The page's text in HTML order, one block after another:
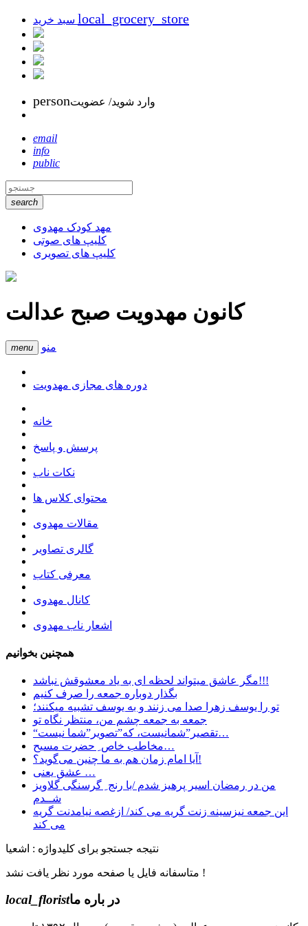
local_grocery_store
personوارد شوید/ عضویت
email
info
public
search
مهد کودک مهدوی
کلیپ های صوتی
کلیپ های تصویری
کانون مهدویت صبح عدالت
menu منو
دوره های مجازی مهدویت
خانه
پرسش و پاسخ
نکات ناب
محتوای کلاس ها
مقالات مهدوی
گالری تصاویر
معرفی کتاب
کانال مهدوی
اشعار ناب مهدوی
همچنین بخوانیم
مگر عاشق میتواند لحظه ای به یاد معشوقش نباشد!!!
بگذار دوباره جمعه را صرف کنیم
تو را یوسف زهرا صدا می زنند و به یوسف تشبیه میکنند؛
جمعه به جمعه چشم من، منتظر نگاه تو
“تقصیر”شمانیست، که”تصویر”شما نیست…
مخاطب خاص ِ حضرت مسیح…
آیا امام زمان هم به ما چنین می‌گوید؟!
عشق یعنی …
من در رمضان اسیر پرهیز شدم /با رنج ِ گرسنگی گلاویز
شــدم
این جمعه نیزسینه زنت گریه می کند/ ازغصه نیامدنت گریه
می کند
نتیجه جستجو برای کلیدواژه : اشعیا
متاسفانه فایل یا صفحه مورد نظر یافت نشد !
local_floristدر باره ما